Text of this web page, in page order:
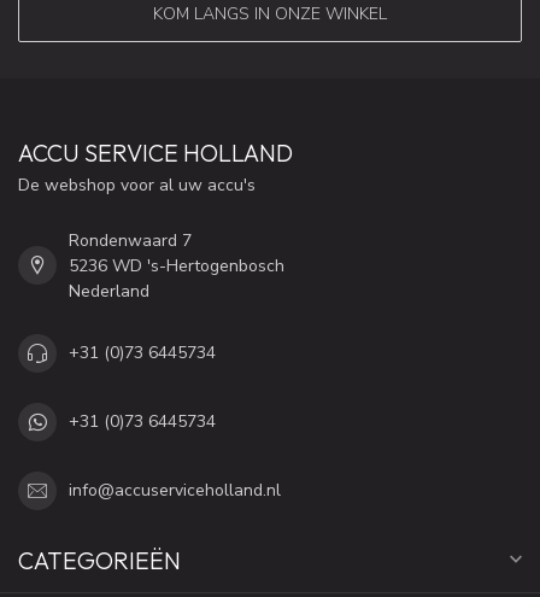
KOM LANGS IN ONZE WINKEL
ACCU SERVICE HOLLAND
De webshop voor al uw accu's
Rondenwaard 7
5236 WD 's-Hertogenbosch
Nederland
+31 (0)73 6445734
+31 (0)73 6445734
info@accuserviceholland.nl
CATEGORIEËN